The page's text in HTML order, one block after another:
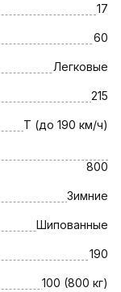
17
60
Легковые
215
T (до 190 км/ч)
800
Зимние
Шипованные
190
100 (800 кг)